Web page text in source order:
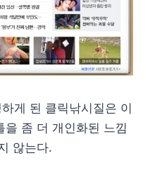
게 된 클릭낚시질은 이
을 좀 더 개인화된 느낌
않는다.